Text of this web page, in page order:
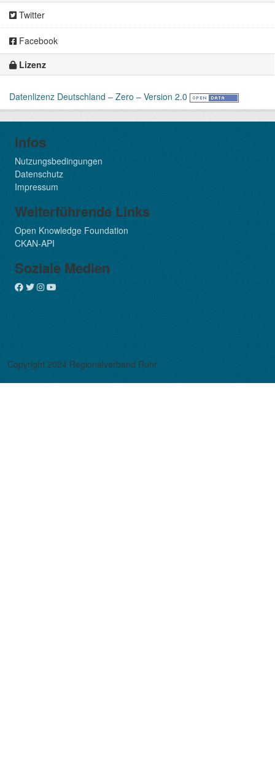
Twitter
Facebook
Lizenz
Datenlizenz Deutschland – Zero – Version 2.0
Infos
Nutzungsbedingungen
Datenschutz
Impressum
Weiterführende Links
Open Knowledge Foundation
CKAN-API
Soziale Medien
Copyright 2024 Regionalverband Ruhr